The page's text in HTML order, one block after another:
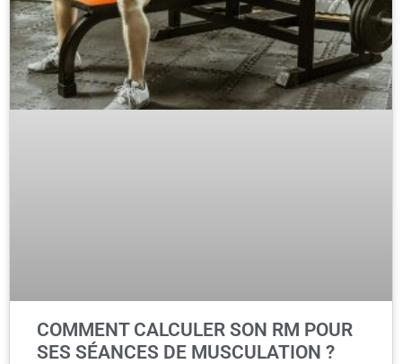
COMMENT CALCULER SON RM POUR
SES SÉANCES DE MUSCULATION ?